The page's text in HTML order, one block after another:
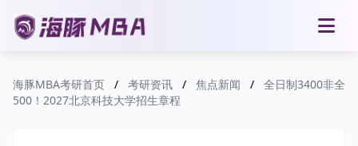
海豚MBA考研首页 / 考研资讯 / 焦点新闻 /
全日制3400非全
500！2027北京科技大学招生章程